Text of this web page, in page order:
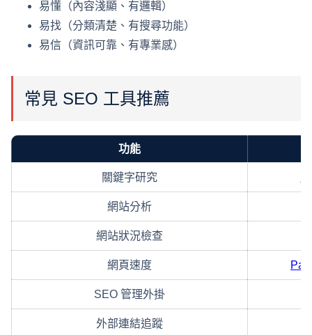
易懂（內容淺顯、有邏輯）
易找（分類清楚、有搜尋功能）
易信（資訊可靠、有專業感）
常見 SEO 工具推薦
功能
關鍵字研究
網站分析
網站狀況檢查
網頁速度
SEO 管理外掛
外部連結追蹤